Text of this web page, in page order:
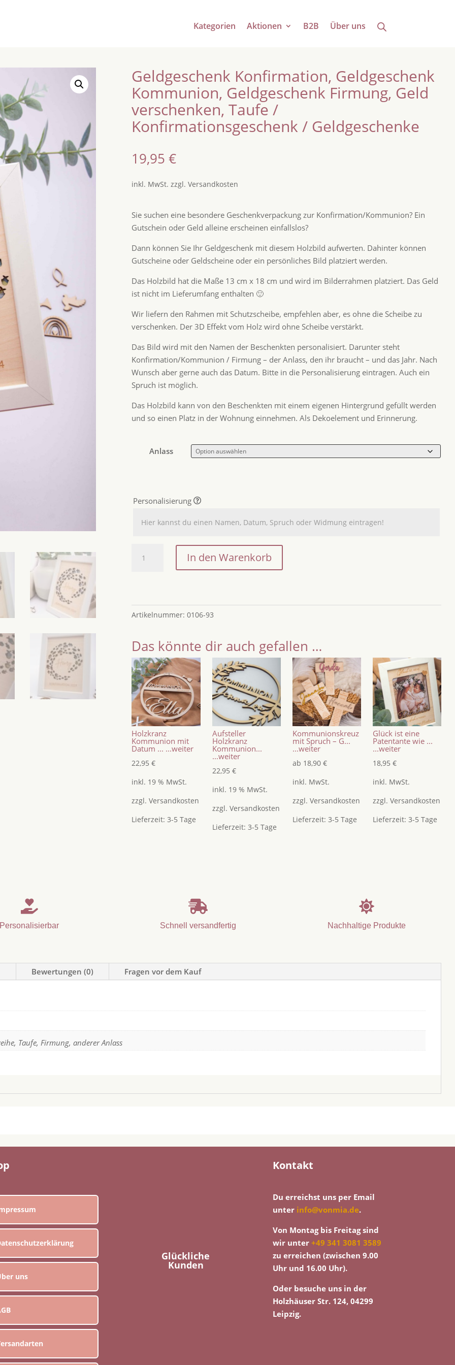
Kategorien Aktionen B2B Über uns
Geldgeschenk Konfirmation, Geldgeschenk
Kommunion, Geldgeschenk Firmung, Geld
verschenken, Taufe /
Konfirmationsgeschenk / Geldgeschenke
19,95€
inkl. MwSt. zzgl.Versandkosten
Sie suchen eine besondere Geschenkverpackung zur Konfirmation/Kommunion? Ein
Gutschein oder Geld alleine erscheinen einfallslos?
Dann können Sie Ihr Geldgeschenk mit diesem Holzbild aufwerten. Dahinter können
Gutscheine oder Geldscheine oder ein persönliches Bild platziert werden.
Das Holzbild hat die Maße 13 cm x 18 cm und wird im Bilderrahmen platziert. Das Geld
ist nicht im Lieferumfang enthalten 🙂
Wir liefern den Rahmen mit Schutzscheibe, empfehlen aber, es ohne die Scheibe zu
verschenken. Der 3D Effekt vom Holz wird ohne Scheibe verstärkt.
Das Bild wird mit den Namen der Beschenkten personalisiert. Darunter steht
Konfirmation/Kommunion / Firmung – der Anlass, den ihr braucht – und das Jahr. Nach
Wunsch aber gerne auch das Datum. Bitte in die Personalisierung eintragen. Auch ein
Spruch ist möglich.
Das Holzbild kann von den Beschenkten mit einem eigenen Hintergrund gefüllt werden
und so einen Platz in der Wohnung einnehmen. Als Dekoelement und Erinnerung.
Anlass
Personalisierung
Geldgeschenk
Konfirmation,
Firmung,
Taufe
/
Konfirmationsgeschenk
/
Geldgeschenke
Menge
In den Warenkorb
Artikelnummer:0106-93
Das könnte dir auch gefallen …
Holzkranz
Kommunion mit
Datum ... ...weiter
22,95€
inkl. 19 % MwSt.
zzgl.Versandkosten
Lieferzeit:3-5 Tage
Aufsteller
Holzkranz
Kommunion...
...weiter
22,95 €
inkl. 19 % MwSt.
zzgl. Versandkosten
Lieferzeit: 3-5 Tage
Kommunionskreuz
mit Spruch – G...
...weiter
ab 18,90 €
inkl. MwSt.
zzgl. Versandkosten
Lieferzeit: 3-5 Tage
Glück ist eine
Patentante wie ...
...weiter
18,95€
inkl. MwSt.
zzgl.Versandkosten
Lieferzeit:3-5 Tage

Personalisierbar

Schnell versandfertig

Nachhaltige Produkte
Bewertungen (0) Fragen vor dem Kauf
Taufe, Firmung, anderer Anlass
uns
Glückliche
Kunden
Kontakt
Du erreichst uns per Email
unter info@vonmia.de.
Von Montag bis Freitag sind
wir unter+49 341 3081 3589
zu erreichen (zwischen 9.00
Uhr und 16.00 Uhr).
Oder besuche uns in der
Holzhäuser Str. 124, 04299
Leipzig.